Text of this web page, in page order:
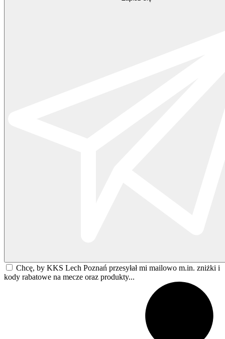
Chcę, by KKS Lech Poznań przesyłał mi mailowo m.in. zniżki i
kody rabatowe na mecze oraz produkty...